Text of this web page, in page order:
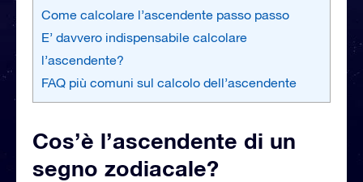
Come calcolare l’ascendente passo passo
E’ davvero indispensabile calcolare
l’ascendente?
FAQ più comuni sul calcolo dell’ascendente
Cos’è l’ascendente di un
segno zodiacale?